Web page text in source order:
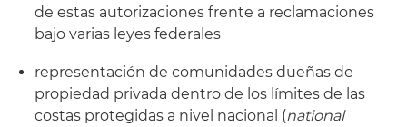
de estas autorizaciones frente a reclamaciones
bajo varias leyes federales
representación de comunidades dueñas de
propiedad privada dentro de los límites de las
costas protegidas a nivel nacional (national